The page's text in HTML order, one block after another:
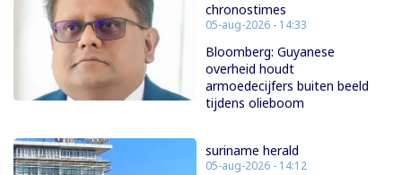
chronostimes
05-aug-2026 - 14:33
Bloomberg: Guyanese
overheid houdt
armoedecijfers buiten beeld
tijdens olieboom
suriname herald
05-aug-2026 - 14:12